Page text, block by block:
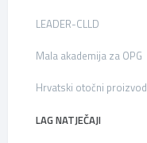
LEADER-CLLD
Mala akademija za OPG
Hrvatski otočni proizvod
LAG NATJEČAJI